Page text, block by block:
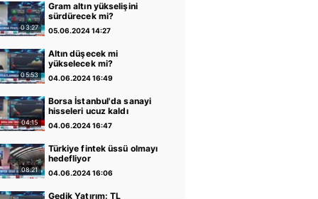
03:27
Gram altın yükselişini
sürdürecek mi?
05.06.2024 14:27
05:53
Altın düşecek mi
yükselecek mi?
04.06.2024 16:49
04:15
Borsa İstanbul'da sanayi
hisseleri ucuz kaldı
04.06.2024 16:47
08:21
Türkiye fintek üssü olmayı
hedefliyor
04.06.2024 16:06
Gedik Yatırım: TL